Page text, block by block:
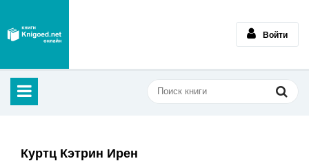
Войти
Куртц Кэтрин Ирен